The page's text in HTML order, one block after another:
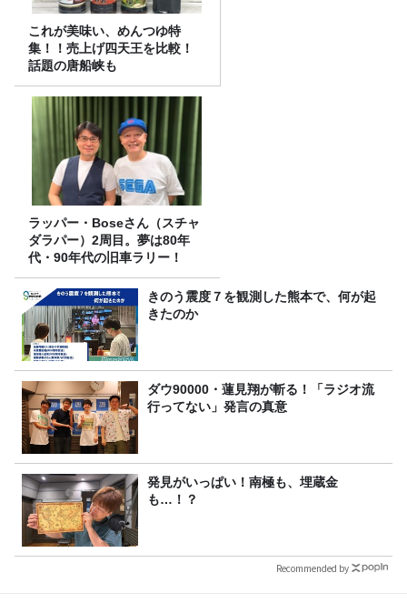
これが美味い、めんつゆ特
集！！売上げ四天王を比較！
話題の唐船峡も
ラッパー・Boseさん（スチャ
ダラパー）2周目。夢は80年
代・90年代の旧車ラリー！
きのう震度７を観測した熊本で、何が起
きたのか
ダウ90000・蓮見翔が斬る！「ラジオ流
行ってない」発言の真意
発見がいっぱい！南極も、埋蔵金
も…！？
Recommended by